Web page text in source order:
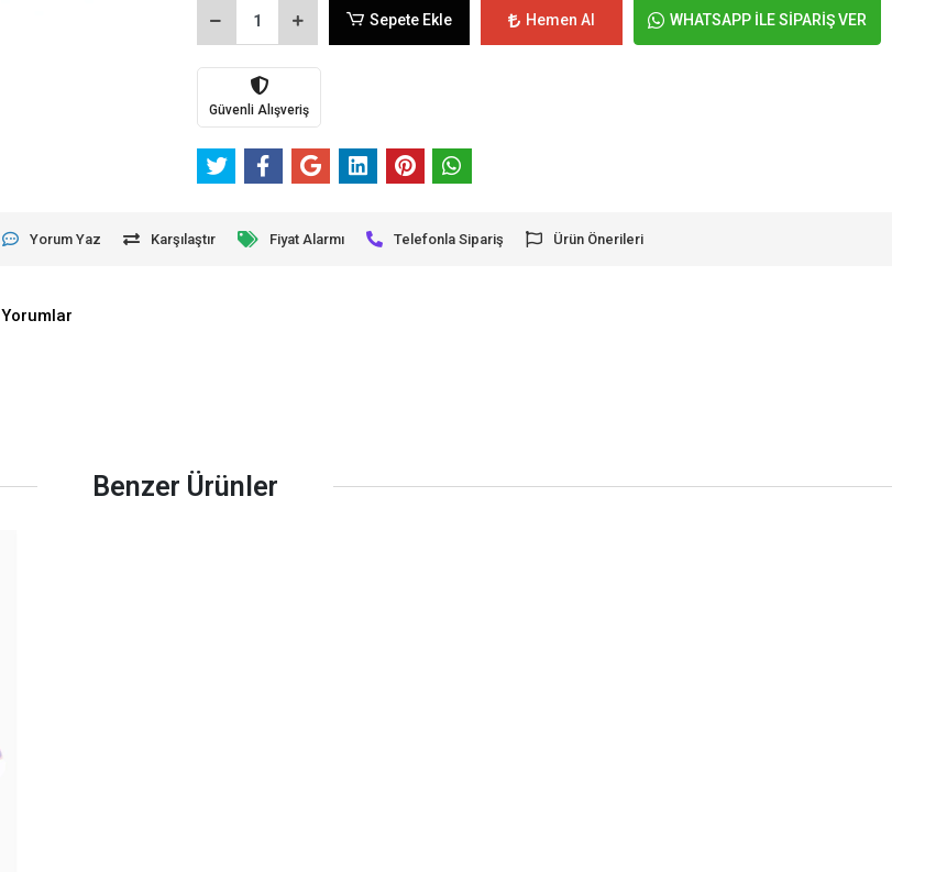
Sepete Ekle Hemen Al WHATSAPP İLE SİPARİŞ VER
Güvenli Alışveriş
Yorum Yaz Karşılaştır Fiyat Alarmı Telefonla Sipariş Ürün Önerileri
Yorumlar
Benzer Ürünler